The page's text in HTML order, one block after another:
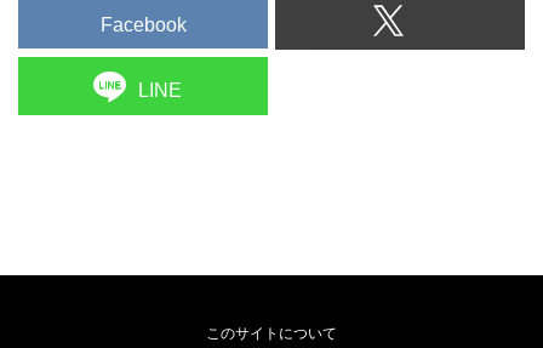
Facebook
LINE
このサイトについて